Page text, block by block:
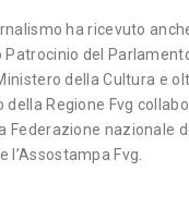
ha ricevuto
Patrocinio del
della Cultura e
della Regione Fvg
Federazione nazionale
l’Assostampa Fvg.